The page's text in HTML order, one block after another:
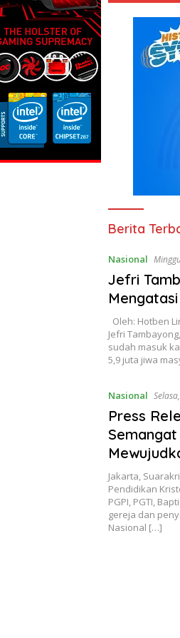
Portal
Kristen
Indonesia
Berita
Nasional
Jefri
Oleh: Hotben
Jefri
sudah masuk
5,9 juta jiwa
Nasional
Press
Jakarta,
Pendidikan
PGPI, PGTI,
gereja dan
Nasional […]